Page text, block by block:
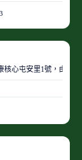
核心屯安里1號，由